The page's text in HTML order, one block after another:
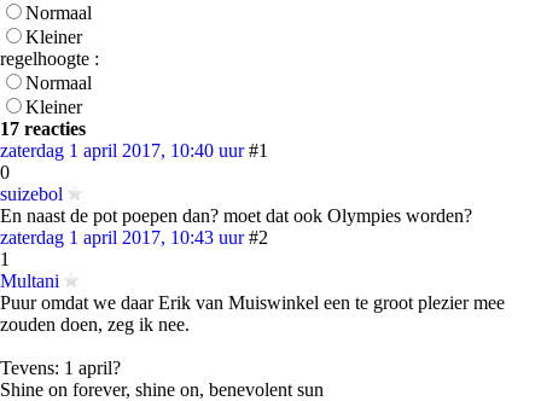
Normaal
Kleiner
regelhoogte :
Normaal
Kleiner
17 reacties
zaterdag 1 april 2017, 10:40 uur #1
0
suizebol
En naast de pot poepen dan? moet dat ook Olympies worden?
zaterdag 1 april 2017, 10:43 uur #2
1
Multani
Puur omdat we daar Erik van Muiswinkel een te groot plezier mee
zouden doen, zeg ik nee.
Tevens: 1 april?
Shine on forever, shine on, benevolent sun